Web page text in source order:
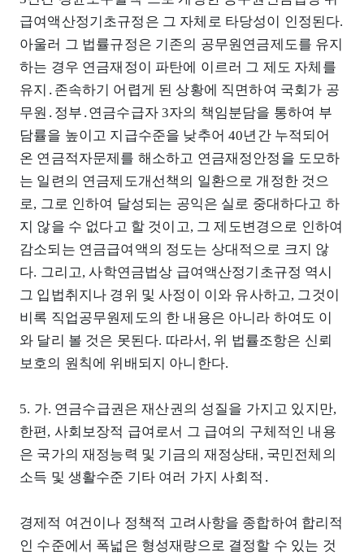
급여액산정기초규정은 그 자체로 타당성이 인정된다.
아울러 그 법률규정은 기존의 공무원연금제도를 유지
하는 경우 연금재정이 파탄에 이르러 그 제도 자체를
유지․존속하기 어렵게 된 상황에 직면하여 국회가 공
무원․정부․연금수급자 3자의 책임분담을 통하여 부
담률을 높이고 지급수준을 낮추어 40년간 누적되어
온 연금적자문제를 해소하고 연금재정안정을 도모하
는 일련의 연금제도개선책의 일환으로 개정한 것으
로, 그로 인하여 달성되는 공익은 실로 중대하다고 하
지 않을 수 없다고 할 것이고, 그 제도변경으로 인하여
감소되는 연금급여액의 정도는 상대적으로 크지 않
다. 그리고, 사학연금법상 급여액산정기초규정 역시
그 입법취지나 경위 및 사정이 이와 유사하고, 그것이
비록 직업공무원제도의 한 내용은 아니라 하여도 이
와 달리 볼 것은 못된다. 따라서, 위 법률조항은 신뢰
보호의 원칙에 위배되지 아니한다.
5. 가. 연금수급권은 재산권의 성질을 가지고 있지만,
한편, 사회보장적 급여로서 그 급여의 구체적인 내용
은 국가의 재정능력 및 기금의 재정상태, 국민전체의
소득 및 생활수준 기타 여러 가지 사회적․
경제적 여건이나 정책적 고려사항을 종합하여 합리적
인 수준에서 폭넓은 형성재량으로 결정할 수 있는 것